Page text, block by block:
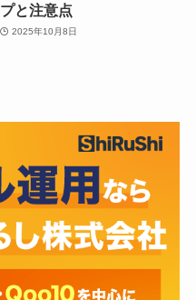
プと注意点
2025年10月8日